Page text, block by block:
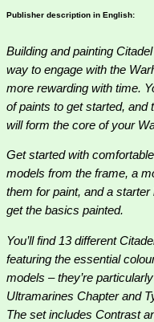
Publisher description in English:
Building and painting
way to engage with the
more rewarding with time.
of paints to get started, and
will form the core of your
Get started with
models from the frame, a
them for paint, and a starter
get the basics painted.
You’ll find 13 different
featuring the essential
models – they’re
Ultramarines Chapter and
The set includes Contrast